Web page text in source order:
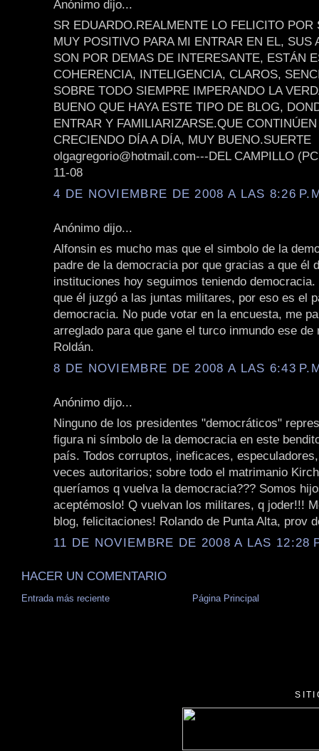
Anónimo dijo...
SR EDUARDO.REALMENTE LO FELICITO POR
MUY POSITIVO PARA MI ENTRAR EN EL, SUS
SON POR DEMAS DE INTERESANTE, ESTÁN
COHERENCIA, INTELIGENCIA, CLAROS,
SOBRE TODO SIEMPRE IMPERANDO LA
BUENO QUE HAYA ESTE TIPO DE BLOG,
ENTRAR Y FAMILIARIZARSE.QUE
CRECIENDO DÍA A DÍA, MUY BUENO.SUERTE
olgagregorio@hotmail.com---DEL CAMPILLO
11-08
4 DE NOVIEMBRE DE 2008 A LAS 8:26
Anónimo dijo...
Alfonsin es mucho mas que el simbolo de la
padre de la democracia por que gracias a que él
instituciones hoy seguimos teniendo
que él juzgó a las juntas militares, por eso es el
democracia. No pude votar en la encuesta, me
arreglado para que gane el turco inmundo ese de
Roldán.
8 DE NOVIEMBRE DE 2008 A LAS 6:43
Anónimo dijo...
Ninguno de los presidentes "democráticos"
figura ni símbolo de la democracia en este
país. Todos corruptos, ineficaces,
veces autoritarios; sobre todo el matrimanio
queríamos q vuelva la democracia??? Somos
aceptémoslo! Q vuelvan los militares, q joder!!!
blog, felicitaciones! Rolando de Punta Alta, prov
11 DE NOVIEMBRE DE 2008 A LAS 12:28
HACER UN COMENTARIO
Entrada más reciente Página Principal